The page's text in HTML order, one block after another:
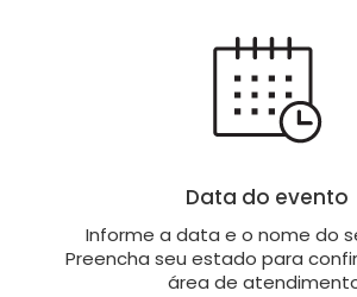
Data do evento
Informe a data e o nome do
Preencha seu estado para
área de